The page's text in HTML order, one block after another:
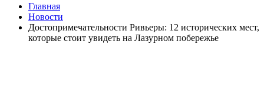
Главная
Новости
Достопримечательности Ривьеры: 12 исторических мест,
которые стоит увидеть на Лазурном побережье